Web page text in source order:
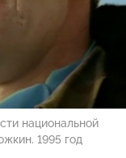
национальной
1995 год